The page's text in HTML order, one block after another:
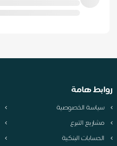
روابط هامة
سياسة الخصوصية
مشاريع التبرع
الحسابات البنكية